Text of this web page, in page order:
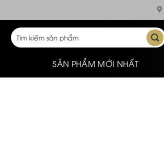
to
content
Tìm
kiếm:
SẢN PHẨM MỚI NHẤT